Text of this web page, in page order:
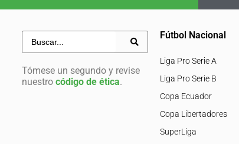
Tómese un segundo y revise
nuestro código de ética.
Fútbol Nacional
Liga Pro Serie A
Liga Pro Serie B
Copa Ecuador
Copa Libertadores
SuperLiga